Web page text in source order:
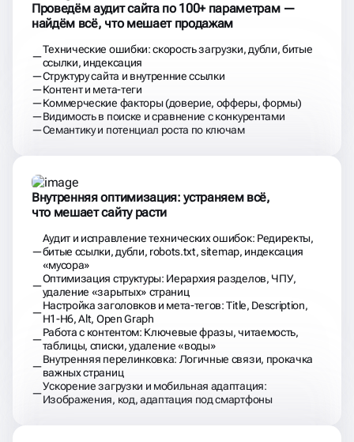
Проведём аудит сайта по 100+ параметрам —
найдём всё, что мешает продажам
Технические ошибки: скорость загрузки, дубли, битые
ссылки, индексация
Структуру сайта и внутренние ссылки
Контент и мета-теги
Коммерческие факторы (доверие, офферы, формы)
Видимость в поиске и сравнение с конкурентами
Семантику и потенциал роста по ключам
Внутренняя оптимизация: устраняем всё,
что мешает сайту расти
Аудит и исправление технических ошибок: Редиректы,
битые ссылки, дубли, robots.txt, sitemap, индексация
«мусора»
Оптимизация структуры: Иерархия разделов, ЧПУ,
удаление «зарытых» страниц
Настройка заголовков и мета-тегов: Title, Description,
H1-H6, Alt, Open Graph
Работа с контентом: Ключевые фразы, читаемость,
таблицы, списки, удаление «воды»
Внутренняя перелинковка: Логичные связи, прокачка
важных страниц
Ускорение загрузки и мобильная адаптация:
Изображения, код, адаптация под смартфоны